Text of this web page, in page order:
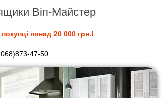
Віп-Майстер
понад 20 000 грн.!
47-50